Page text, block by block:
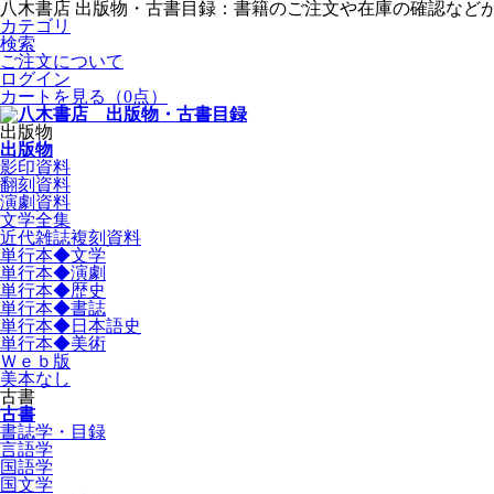
八木書店 出版物・古書目録：書籍のご注文や在庫の確認など
カテゴリ
検索
ご注文について
ログイン
カートを見る
（0点）
出版物
出版物
影印資料
翻刻資料
演劇資料
文学全集
近代雑誌複刻資料
単行本◆文学
単行本◆演劇
単行本◆歴史
単行本◆書誌
単行本◆日本語史
単行本◆美術
Ｗｅｂ版
美本なし
古書
古書
書誌学・目録
言語学
国語学
国文学